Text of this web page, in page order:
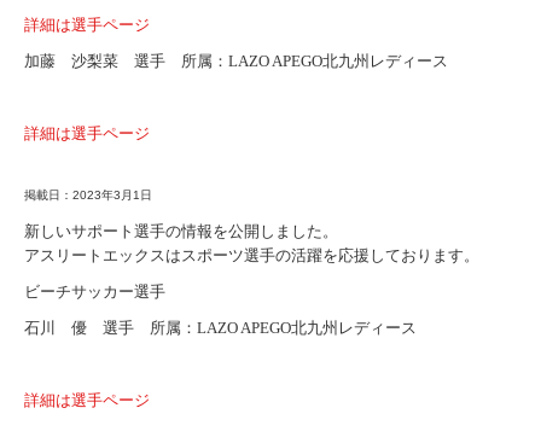
詳細は選手ページ
加藤 沙梨菜 選手 所属：LAZO APEGO北九州レディース
詳細は選手ページ
掲載日：2023年3月1日
新しいサポート選手の情報を公開しました。
アスリートエックスはスポーツ選手の活躍を応援しております。
ビーチサッカー選手
石川 優 選手 所属：LAZO APEGO北九州レディース
詳細は選手ページ